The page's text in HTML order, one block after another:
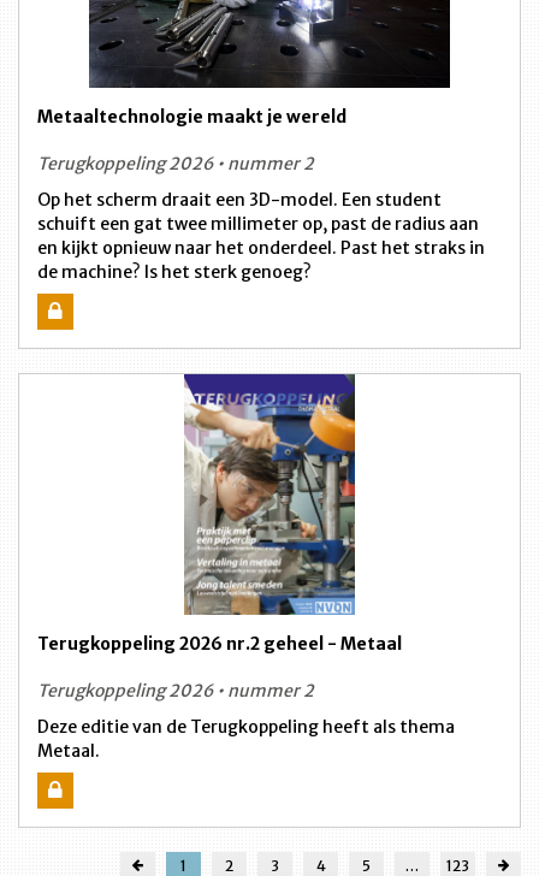
Metaaltechnologie maakt je wereld
Terugkoppeling 2026 • nummer 2
Op het scherm draait een 3D-model. Een student
schuift een gat twee millimeter op, past de radius aan
en kijkt opnieuw naar het onderdeel. Past het straks in
de machine? Is het sterk genoeg?
Terugkoppeling 2026 nr.2 geheel - Metaal
Terugkoppeling 2026 • nummer 2
Deze editie van de Terugkoppeling heeft als thema
Metaal.
1 2 3 4 5 … 123